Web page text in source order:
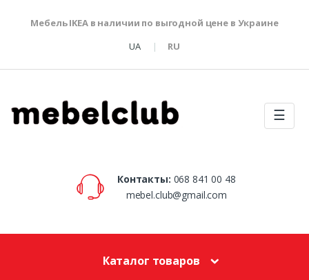
Мебель IKEA в наличии по выгодной цене в Украине
UA
RU
☰
Контакты: 068 841 00 48
mebel.club@gmail.com
Каталог товаров